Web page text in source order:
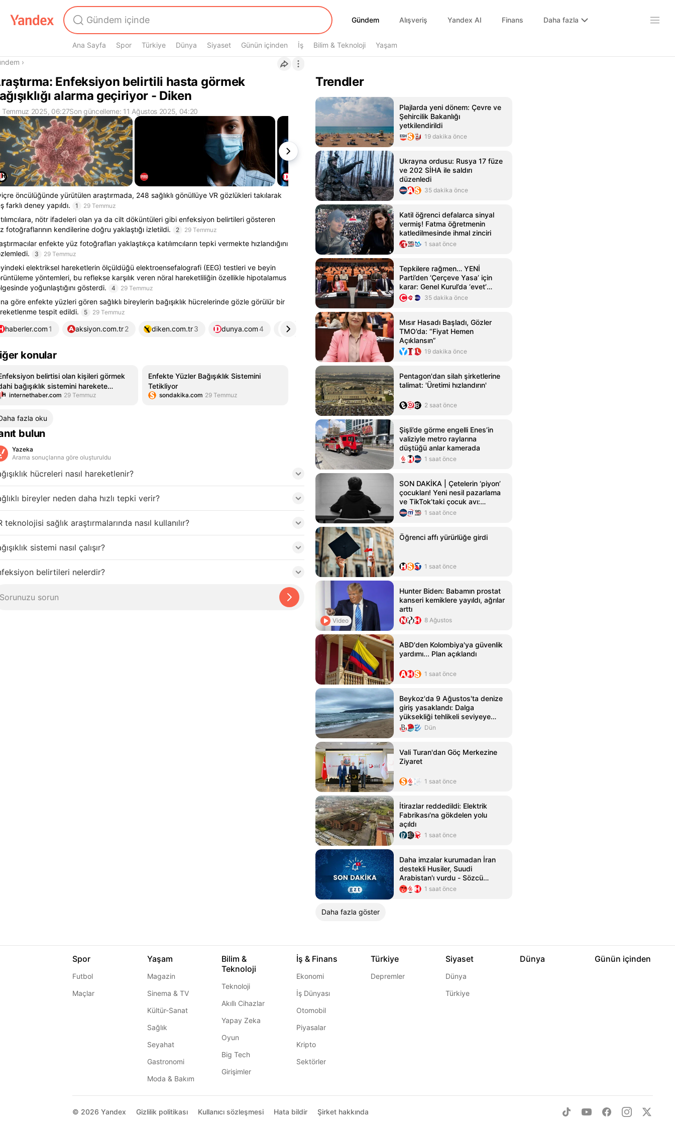
Gündem
Gündem Alışveriş Yandex AI Finans Daha fazla
Ana Sayfa Spor Türkiye Dünya Siyaset Günün içinden İş Bilim & Teknoloji Yaşam
›
Enfeksiyon belirtili hasta görmek
alarma geçiriyor - Diken
Temmuz 2025, 06:27Son güncelleme: 11 Ağustos 2025, 04:20
öncülüğünde yürütülen araştırmada, 248 sağlıklı gönüllüye VR gözlükleri takılarak
farklı deney yapıldı.
1 29 Temmuz
nötr ifadeleri olan ya da cilt döküntüleri gibi enfeksiyon belirtileri gösteren
fotoğraflarının kendilerine doğru yaklaştığı izletildi.
2 29 Temmuz
enfekte yüz fotoğrafları yaklaştıkça katılımcıların tepki vermekte hızlandığını
3 29 Temmuz
elektriksel hareketlerin ölçüldüğü elektroensefalografi (EEG) testleri ve beyin
yöntemleri, bu reflekse karşılık veren nöral hareketliliğin özellikle hipotalamus
yoğunlaştığını gösterdi.
4 29 Temmuz
göre enfekte yüzleri gören sağlıklı bireylerin bağışıklık hücrelerinde gözle görülür bir
tespit edildi.
5 29 Temmuz
haberler.com 1 aksiyon.com.tr2 diken.com.tr3 dunya.com4 ekonomim.com5
konular
belirtisi olan kişileri görmek
bağışıklık sistemini harekete
internethaber.com 29 Temmuz
Enfekte Yüzler Bağışıklık Sistemini
Tetikliyor
sondakika.com 29 Temmuz
fazla oku
bulun
Yazeka
Arama sonuçlarına göre oluşturuldu
hücreleri nasıl hareketlenir?
bireyler neden daha hızlı tepki verir?
teknolojisi sağlık araştırmalarında nasıl kullanılır?
sistemi nasıl çalışır?
belirtileri nelerdir?
Trendler
Plajlarda yeni dönem: Çevre ve
Şehircilik Bakanlığı
yetkilendirildi
19 dakika önce
Ukrayna ordusu: Rusya 17 füze
ve 202 SİHA ile saldırı
düzenledi
35 dakika önce
Katil öğrenci defalarca sinyal
vermiş! Fatma öğretmenin
katledilmesinde ihmal zinciri
1 saat önce
Tepkilere rağmen… YENİ
Parti’den ‘Çerçeve Yasa’ için
karar: Genel Kurul’da ‘evet’
diyecek35 dakika önce
Mısır Hasadı Başladı, Gözler
TMO’da: “Fiyat Hemen
Açıklansın”
19 dakika önce
Pentagon'dan silah şirketlerine
talimat: 'Üretimi hızlandırın'
2 saat önce
Şişli’de görme engelli Enes’in
valiziyle metro raylarına
düştüğü anlar kamerada
1 saat önce
SON DAKİKA | Çetelerin ‘piyon’
çocukları! Yeni nesil pazarlama
ve TikTok’taki çocuk avı:
Kardeşim deyip ölüme yolladılar
1 saat önce
Öğrenci affı yürürlüğe girdi
1 saat önce
Video
Hunter Biden: Babamın prostat
kanseri kemiklere yayıldı, ağrılar
arttı
8 Ağustos
ABD'den Kolombiya'ya güvenlik
yardımı... Plan açıklandı
1 saat önce
Beykoz'da 9 Ağustos'ta denize
giriş yasaklandı: Dalga
yüksekliği tehlikeli seviyeye
ulaştı
Dün
Vali Turan'dan Göç Merkezine
Ziyaret
1 saat önce
İtirazlar reddedildi: Elektrik
Fabrikası'na gökdelen yolu
açıldı
1 saat önce
Daha imzalar kurumadan İran
destekli Husiler, Suudi
Arabistan'ı vurdu - Sözcü
Gazetesi1 saat önce
Daha fazla göster
Spor
Futbol
Maçlar
Yaşam
Magazin
Sinema & TV
Kültür-Sanat
Sağlık
Seyahat
Gastronomi
Moda & Bakım
Bilim &
Teknoloji
Teknoloji
Akıllı Cihazlar
Yapay Zeka
Oyun
Big Tech
Girişimler
İş & Finans
Ekonomi
İş Dünyası
Otomobil
Piyasalar
Kripto
Sektörler
Türkiye
Depremler
Siyaset
Dünya
Türkiye
Dünya Günün içinden
© 2026 Yandex Gizlilik politikası Kullanıcı sözleşmesi Hata bildir Şirket hakkında